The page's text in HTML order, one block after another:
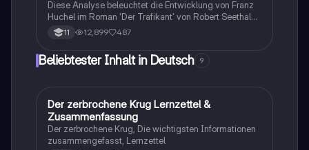
Diese Analyse beleuchtet die Entwicklung von Franz
Huchel im Roman 'Der Trafikant' von Robert Seethaler.
Sie umfasst die Figurenkonstellation, die Rolle von
Anezka, die Bedeutung von Traumzetteln als
Kommunikationsmittel sowie den geschichtlichen
Hintergrund der Handlung in Wien 1937-1938. Zudem
Protagonisten im Kontext der politischen
Veränderungen zu verstehen.
11 12,899 487
Beliebtester Inhalt in Deutsch 9
Deutsch
Der zerbrochene Krug Lernzettel &
Zusammenfassung
Der zerbrochene Krug, Die wichtigsten Informationen
zusammengefasst, Lernzettel